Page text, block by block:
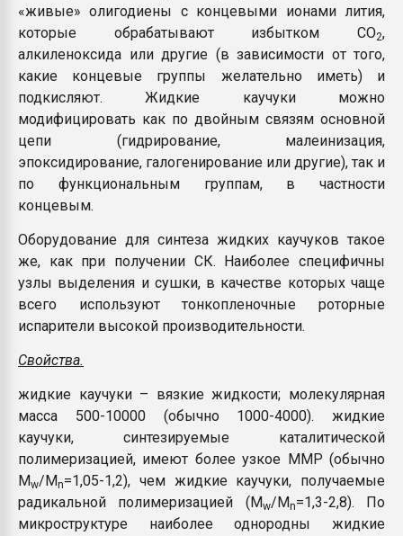
«живые» олигодиены с концевыми ионами лития,
которые обрабатывают избытком СО2,
алкиленоксида или другие (в зависимости от того,
какие концевые группы желательно иметь) и
подкисляют. Жидкие каучуки можно
модифицировать как по двойным связям основной
цепи (гидрирование, малеинизация,
эпоксидирование, галогенирование или другие), так и
по функциональным группам, в частности
концевым.
Оборудование для синтеза жидких каучуков такое
же, как при получении СК. Наиболее специфичны
узлы выделения и сушки, в качестве которых чаще
всего используют тонкопленочные роторные
испарители высокой производительности.
Свойства.
жидкие каучуки – вязкие жидкости; молекулярная
масса 500-10000 (обычно 1000-4000). жидкие
каучуки, синтезируемые каталитической
полимеризацией, имеют более узкое ММР (обычно
Mw/Mn=1,05-1,2), чем жидкие каучуки, получаемые
радикальной полимеризацией (Mw/Mn=1,3-2,8). По
микроструктуре наиболее однородны жидкие